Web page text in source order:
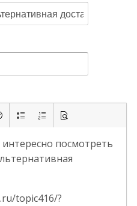
посмотреть
topic416/?